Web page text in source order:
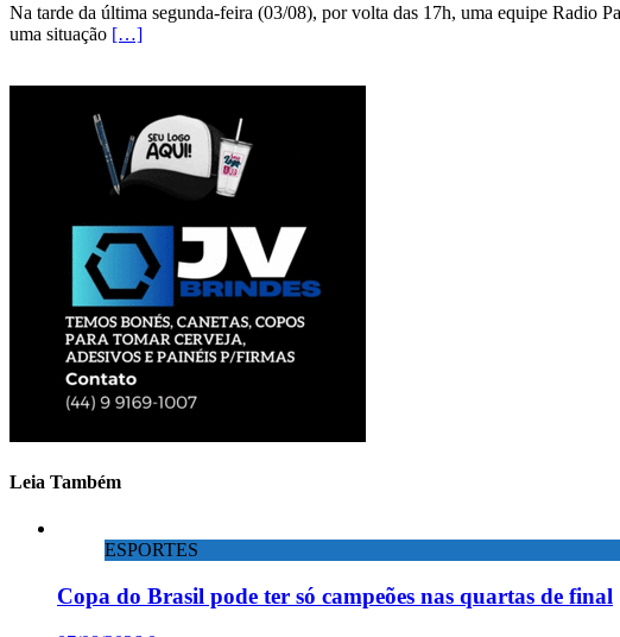
Na tarde da última segunda-feira (03/08), por volta das 17h, uma equipe Radio
uma situação […]
Leia Também
ESPORTES
Copa do Brasil pode ter só campeões nas quartas de final